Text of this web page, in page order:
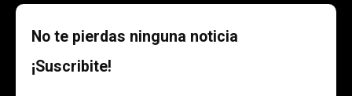
No te pierdas ninguna noticia
¡Suscribite!